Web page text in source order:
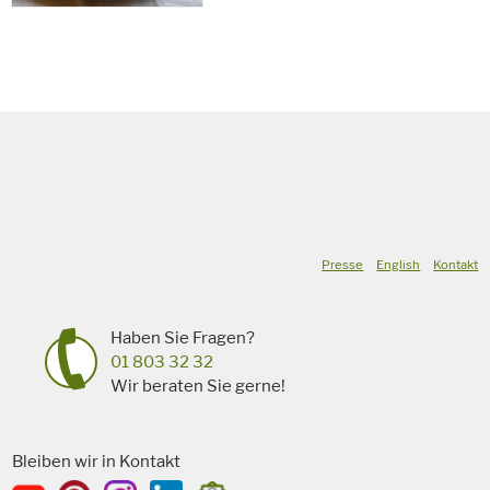
Presse English Kontakt
Haben Sie Fragen?
01 803 32 32
Wir beraten Sie gerne!
Bleiben wir in Kontakt